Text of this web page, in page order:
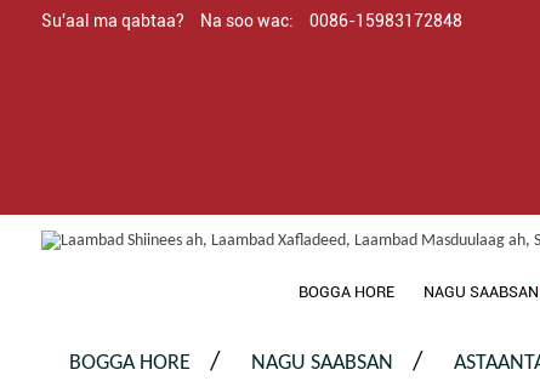
Su'aal ma qabtaa? Na soo wac: 0086-15983172848
BOGGA HORE NAGU SAABSAN
BOGGA HORE NAGU SAABSAN